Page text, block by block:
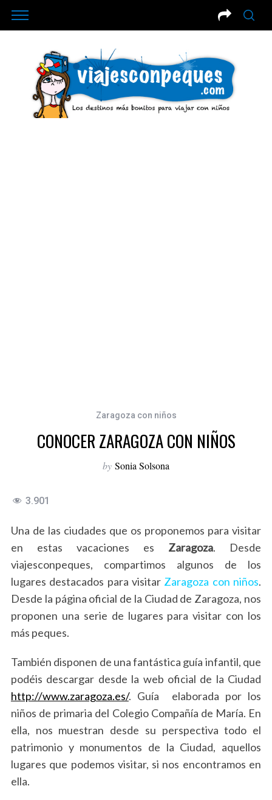
Zaragoza con niños
CONOCER ZARAGOZA CON NIÑOS
by Sonia Solsona
3.901
Una de las ciudades que os proponemos para visitar
en estas vacaciones es Zaragoza. Desde
viajesconpeques, compartimos algunos de los
lugares destacados para visitar Zaragoza con niños.
Desde la página oficial de la Ciudad de Zaragoza, nos
proponen una serie de lugares para visitar con los
más peques.
También disponen de una fantástica guía infantil, que
podéis descargar desde la web oficial de la Ciudad
http://www.zaragoza.es/. Guía elaborada por los
niños de primaria del Colegio Compañía de María. En
ella, nos muestran desde su perspectiva todo el
patrimonio y monumentos de la Ciudad, aquellos
lugares que podemos visitar, si nos encontramos en
ella.